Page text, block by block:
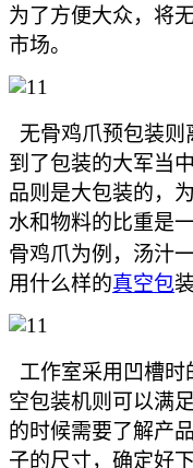
为了方便大众，将
市场。
无骨鸡爪预包装则
到了包装的大军当
品则是大包装的，
水和物料的比重是
骨鸡爪为例，汤汁
用什么样的真空包
工作室采用凹槽
空包装机则可以满
的时候需要了解产
子的尺寸，确定好